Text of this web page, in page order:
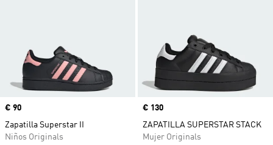
Precio
€ 90
Zapatilla Superstar II
Niños Originals
Precio
€ 130
ZAPATILLA SUPERSTAR STACK
Mujer Originals